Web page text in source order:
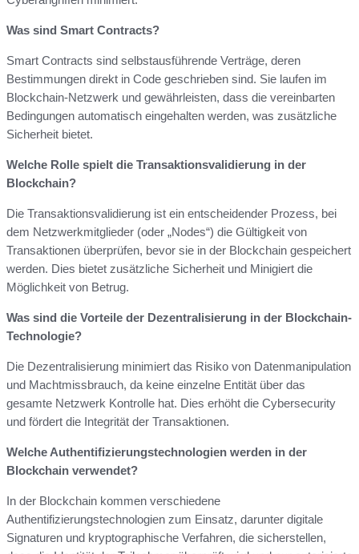
Was sind Smart Contracts?
Smart Contracts sind selbstausführende Verträge, deren
Bestimmungen direkt in Code geschrieben sind. Sie laufen im
Blockchain-Netzwerk und gewährleisten, dass die vereinbarten
Bedingungen automatisch eingehalten werden, was zusätzliche
Sicherheit bietet.
Welche Rolle spielt die Transaktionsvalidierung in der
Blockchain?
Die Transaktionsvalidierung ist ein entscheidender Prozess, bei
dem Netzwerkmitglieder (oder „Nodes“) die Gültigkeit von
Transaktionen überprüfen, bevor sie in der Blockchain gespeichert
werden. Dies bietet zusätzliche Sicherheit und Minigiert die
Möglichkeit von Betrug.
Was sind die Vorteile der Dezentralisierung in der Blockchain-
Technologie?
Die Dezentralisierung minimiert das Risiko von Datenmanipulation
und Machtmissbrauch, da keine einzelne Entität über das
gesamte Netzwerk Kontrolle hat. Dies erhöht die Cybersecurity
und fördert die Integrität der Transaktionen.
Welche Authentifizierungstechnologien werden in der
Blockchain verwendet?
In der Blockchain kommen verschiedene
Authentifizierungstechnologien zum Einsatz, darunter digitale
Signaturen und kryptographische Verfahren, die sicherstellen,